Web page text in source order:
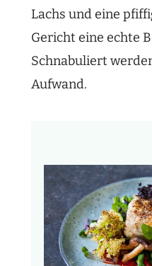
Lachs und eine
Gericht eine echte
Schnabuliert
Aufwand.